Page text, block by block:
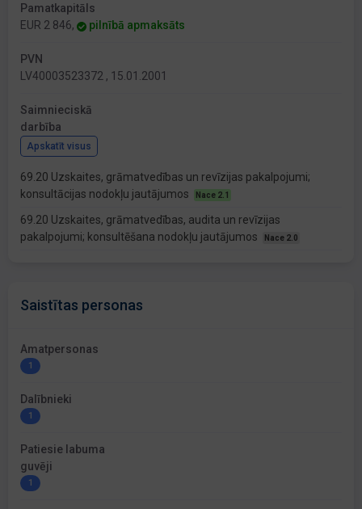
Pamatkapitāls
EUR 2 846,
pilnībā apmaksāts
PVN
LV40003523372 , 15.01.2001
Saimnieciskā
darbība
Apskatīt visus
69.20 Uzskaites, grāmatvedības un revīzijas pakalpojumi;
konsultācijas nodokļu jautājumos
Nace 2.1
69.20 Uzskaites, grāmatvedības, audita un revīzijas
pakalpojumi; konsultēšana nodokļu jautājumos
Nace 2.0
Saistītas personas
Amatpersonas
1
Dalībnieki
1
Patiesie labuma
guvēji
1